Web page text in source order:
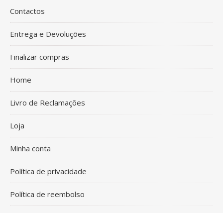
Contactos
Entrega e Devoluções
Finalizar compras
Home
Livro de Reclamações
Loja
Minha conta
Política de privacidade
Política de reembolso